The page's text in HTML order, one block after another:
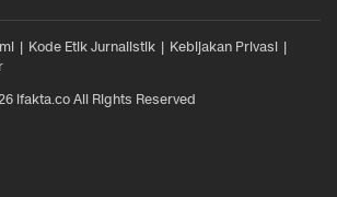
Kode Etik Jurnalistik
Kebijakan Privasi
ifakta.co All Rights Reserved